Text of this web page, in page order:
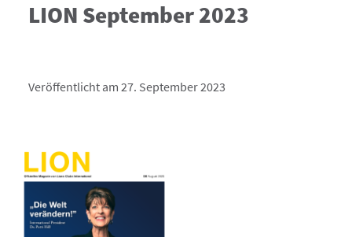
LION September 2023
Veröffentlicht am 27. September 2023